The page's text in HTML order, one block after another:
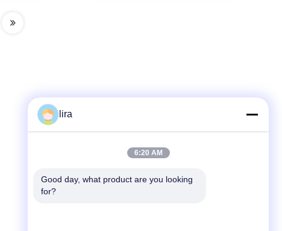
Telefon
lira
6:20 AM
Good day, what product are you looking
for?